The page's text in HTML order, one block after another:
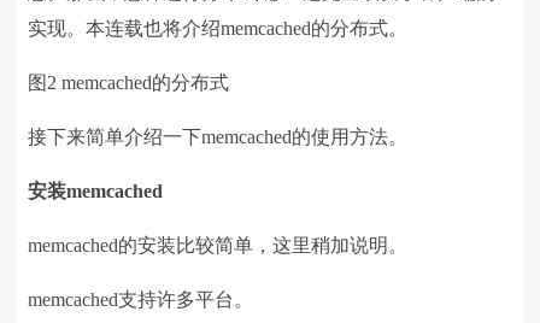
实现。本连载也将介绍memcached的分布式。
图2 memcached的分布式
接下来简单介绍一下memcached的使用方法。
安装memcached
memcached的安装比较简单，这里稍加说明。
memcached支持许多平台。